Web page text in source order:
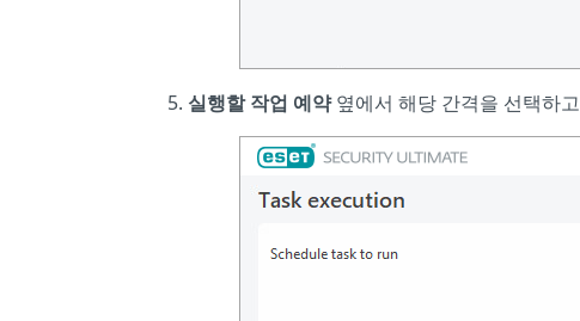
실행할 작업 예약옆에서 해당 간격을 선택하고